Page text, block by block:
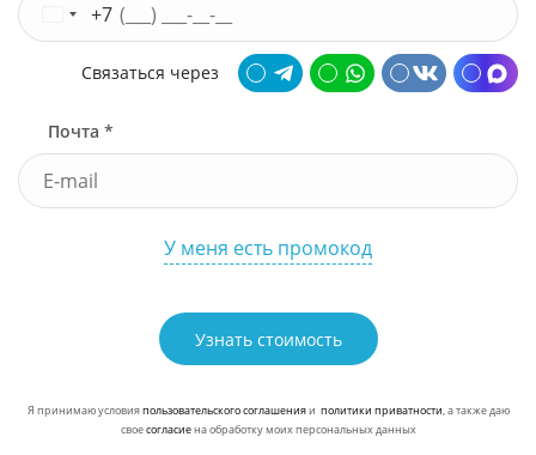
+7
Связаться через
Почта *
У меня есть промокод
Узнать стоимость
Я принимаю условияпользовательского соглашенияи политики приватности, а также даю
своесогласиена обработку моих персональных данных